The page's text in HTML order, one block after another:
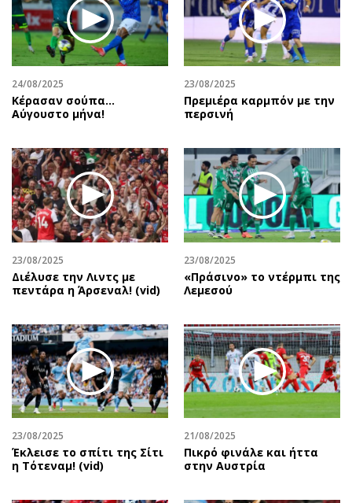
24/08/2025
Κέρασαν σούπα…
Αύγουστο μήνα!
23/08/2025
Πρεμιέρα καρμπόν με την
περσινή
23/08/2025
Διέλυσε την Λιντς με
πεντάρα η Άρσεναλ! (vid)
23/08/2025
«Πράσινο» το ντέρμπι της
Λεμεσού
23/08/2025
Έκλεισε το σπίτι της Σίτι
η Τότεναμ! (vid)
21/08/2025
Πικρό φινάλε και ήττα
στην Αυστρία